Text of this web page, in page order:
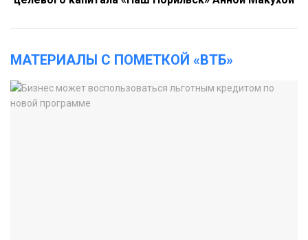
МАТЕРИАЛЫ С ПОМЕТКОЙ «ВТБ»